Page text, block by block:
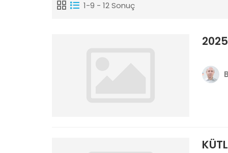
1-9 - 12 Sonuç